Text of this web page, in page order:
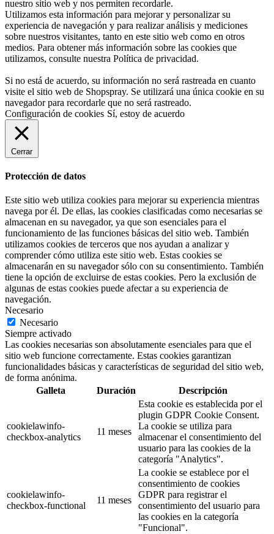
nuestro sitio web y nos permiten recordarle.
Utilizamos esta información para mejorar y personalizar su
experiencia de navegación y para realizar análisis y mediciones
sobre nuestros visitantes, tanto en este sitio web como en otros
medios. Para obtener más información sobre las cookies que
utilizamos, consulte nuestra Política de privacidad.
Si no está de acuerdo, su información no será rastreada en cuanto
visite el sitio web de Shopspray. Se utilizará una única cookie en su
navegador para recordarle que no será rastreado.
Configuración de cookies Sí, estoy de acuerdo
Cerrar
Protección de datos
Este sitio web utiliza cookies para mejorar su experiencia mientras
navega por él. De ellas, las cookies clasificadas como necesarias se
almacenan en su navegador, ya que son esenciales para el
funcionamiento de las funciones básicas del sitio web. También
utilizamos cookies de terceros que nos ayudan a analizar y
comprender cómo utiliza este sitio web. Estas cookies se
almacenarán en su navegador sólo con su consentimiento. También
tiene la opción de excluirse de estas cookies. Pero la exclusión de
algunas de estas cookies puede afectar a su experiencia de
navegación.
Necesario
Necesario
Siempre activado
Las cookies necesarias son absolutamente esenciales para que el
sitio web funcione correctamente. Estas cookies garantizan
funcionalidades básicas y características de seguridad del sitio web,
de forma anónima.
Galleta
Duración Descripción
cookielawinfo-
checkbox-analytics
11 meses
Esta cookie es establecida por el
plugin GDPR Cookie Consent.
La cookie se utiliza para
almacenar el consentimiento del
usuario para las cookies de la
categoría "Analytics".
cookielawinfo-
checkbox-functional
11 meses
La cookie se establece por el
consentimiento de cookies
GDPR para registrar el
consentimiento del usuario para
las cookies en la categoría
"Funcional".